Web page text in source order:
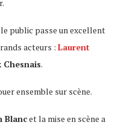
public passe un excellent
acteurs : Laurent
Chesnais.
ensemble sur scène.
Blancet la mise en scène a